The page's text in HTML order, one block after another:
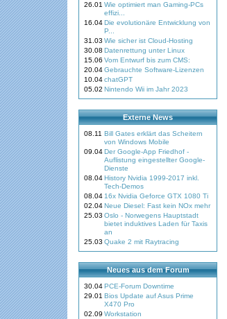
26.01 Wie optimiert man Gaming-PCs
effizi...
16.04Die evolutionäre Entwicklung von
P...
31.03 Wie sicher ist Cloud-Hosting
30.08 Datenrettung unter Linux
15.06 Vom Entwurf bis zum CMS:
20.04Gebrauchte Software-Lizenzen
10.04chatGPT
05.02 Nintendo Wii im Jahr 2023
Externe News
08.11 Bill Gates erklärt das Scheitern
von Windows Mobile
09.04Der Google-App Friedhof -
Auflistung eingestellter Google-
Dienste
08.04History Nvidia 1999-2017 inkl.
Tech-Demos
08.04 16x Nvidia Geforce GTX 1080 Ti
02.04Neue Diesel: Fast kein NOx mehr
25.03 Oslo - Norwegens Hauptstadt
bietet induktives Laden für Taxis
an
25.03 Quake 2 mit Raytracing
Neues aus dem Forum
30.04PCE-Forum Downtime
29.01 Bios Update auf Asus Prime
X470 Pro
02.09 Workstation